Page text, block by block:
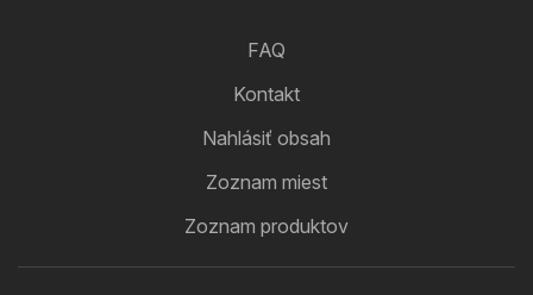
FAQ
Kontakt
Nahlásiť obsah
Zoznam miest
Zoznam produktov